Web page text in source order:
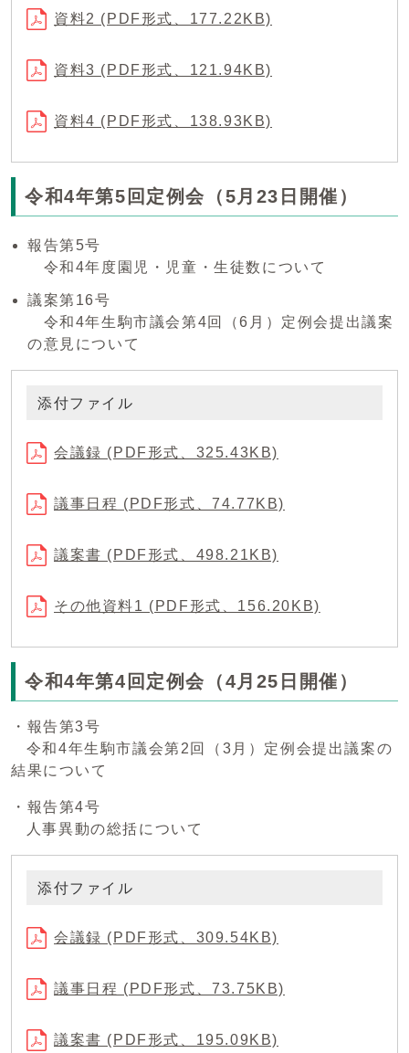
資料2 (PDF形式、177.22KB)
資料3 (PDF形式、121.94KB)
資料4 (PDF形式、138.93KB)
令和4年第5回定例会（5月23日開催）
報告第5号
令和4年度園児・児童・生徒数について
議案第16号
令和4年生駒市議会第4回（6月）定例会提出議案
の意見について
添付ファイル
会議録 (PDF形式、325.43KB)
議事日程 (PDF形式、74.77KB)
議案書 (PDF形式、498.21KB)
その他資料1 (PDF形式、156.20KB)
令和4年第4回定例会（4月25日開催）
・報告第3号
令和4年生駒市議会第2回（3月）定例会提出議案の
結果について
・報告第4号
人事異動の総括について
添付ファイル
会議録 (PDF形式、309.54KB)
議事日程 (PDF形式、73.75KB)
議案書 (PDF形式、195.09KB)